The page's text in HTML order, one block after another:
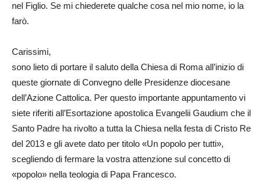
nel Figlio. Se mi chiederete qualche cosa nel mio nome, io la
farò.
Carissimi,
sono lieto di portare il saluto della Chiesa di Roma all’inizio di
queste giornate di Convegno delle Presidenze diocesane
dell’Azione Cattolica. Per questo importante appuntamento vi
siete riferiti all’Esortazione apostolica Evangelii Gaudium che il
Santo Padre ha rivolto a tutta la Chiesa nella festa di Cristo Re
del 2013 e gli avete dato per titolo «Un popolo per tutti»,
scegliendo di fermare la vostra attenzione sul concetto di
«popolo» nella teologia di Papa Francesco.